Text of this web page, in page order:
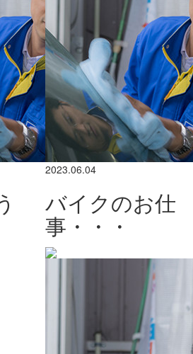
2023.06.04
バイクのお仕
事・・・